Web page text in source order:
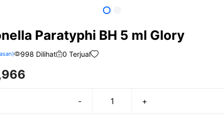
Paratyphi BH 5 ml Glory
998 Dilihat 0 Terjual
-
Kuantitas
+